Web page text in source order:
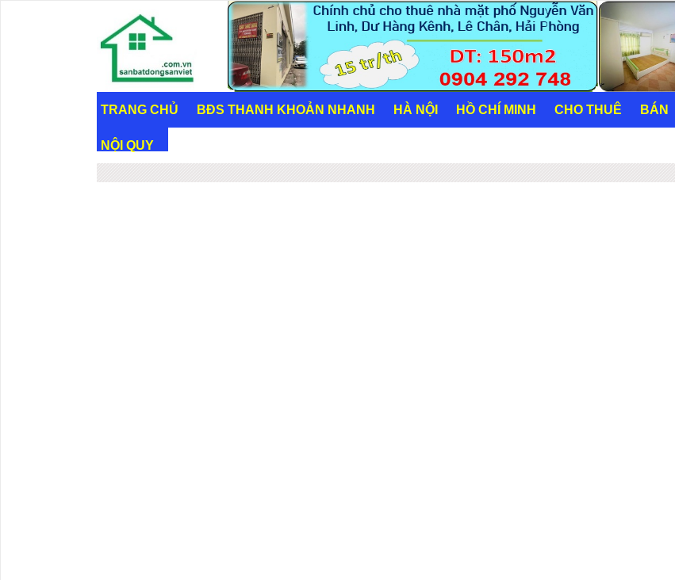
TRANG CHỦ BĐS THANH KHOẢN NHANH HÀ NỘI HỒ CHÍ MINH CHO THUÊ BÁN
NỘI QUY